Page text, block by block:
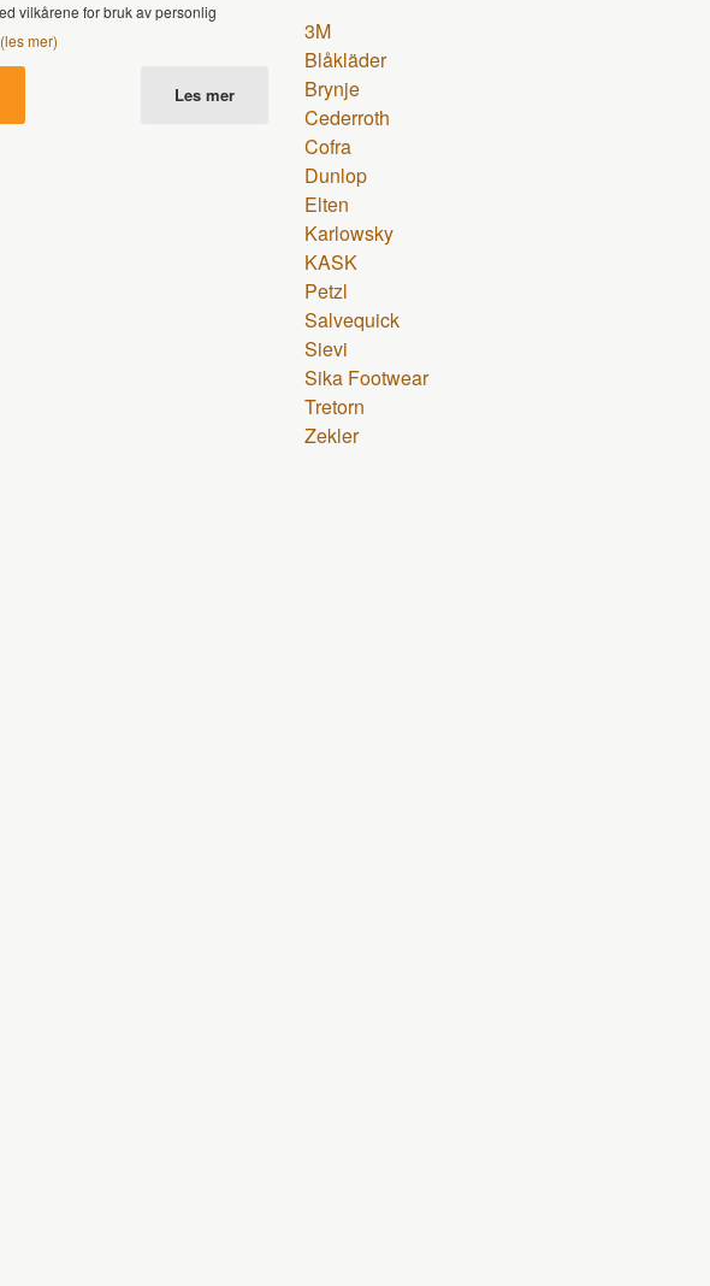
vilkårene for bruk av personlig
(les mer)
Les mer
3M
Blåkläder
Brynje
Cederroth
Cofra
Dunlop
Elten
Karlowsky
KASK
Petzl
Salvequick
Sievi
Sika Footwear
Tretorn
Zekler